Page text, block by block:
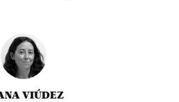
VIÚDEZ